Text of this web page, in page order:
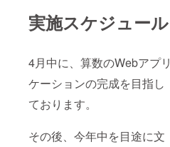
実施スケジュール
4月中に、算数のWebアプリ
ケーションの完成を目指し
ております。
その後、今年中を目途に文